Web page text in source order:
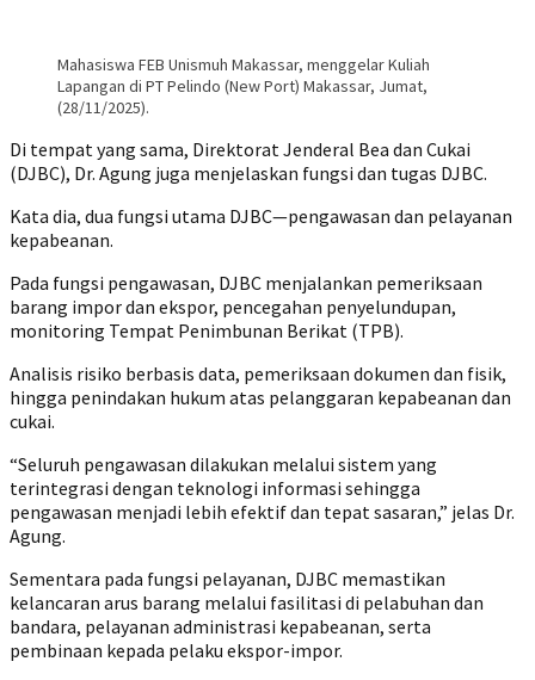
Mahasiswa FEB Unismuh Makassar, menggelar Kuliah
Lapangan di PT Pelindo (New Port) Makassar, Jumat,
(28/11/2025).
Di tempat yang sama, Direktorat Jenderal Bea dan Cukai
(DJBC), Dr. Agung juga menjelaskan fungsi dan tugas DJBC.
Kata dia, dua fungsi utama DJBC—pengawasan dan pelayanan
kepabeanan.
Pada fungsi pengawasan, DJBC menjalankan pemeriksaan
barang impor dan ekspor, pencegahan penyelundupan,
monitoring Tempat Penimbunan Berikat (TPB).
Analisis risiko berbasis data, pemeriksaan dokumen dan fisik,
hingga penindakan hukum atas pelanggaran kepabeanan dan
cukai.
“Seluruh pengawasan dilakukan melalui sistem yang
terintegrasi dengan teknologi informasi sehingga
pengawasan menjadi lebih efektif dan tepat sasaran,” jelas Dr.
Agung.
Sementara pada fungsi pelayanan, DJBC memastikan
kelancaran arus barang melalui fasilitasi di pelabuhan dan
bandara, pelayanan administrasi kepabeanan, serta
pembinaan kepada pelaku ekspor-impor.